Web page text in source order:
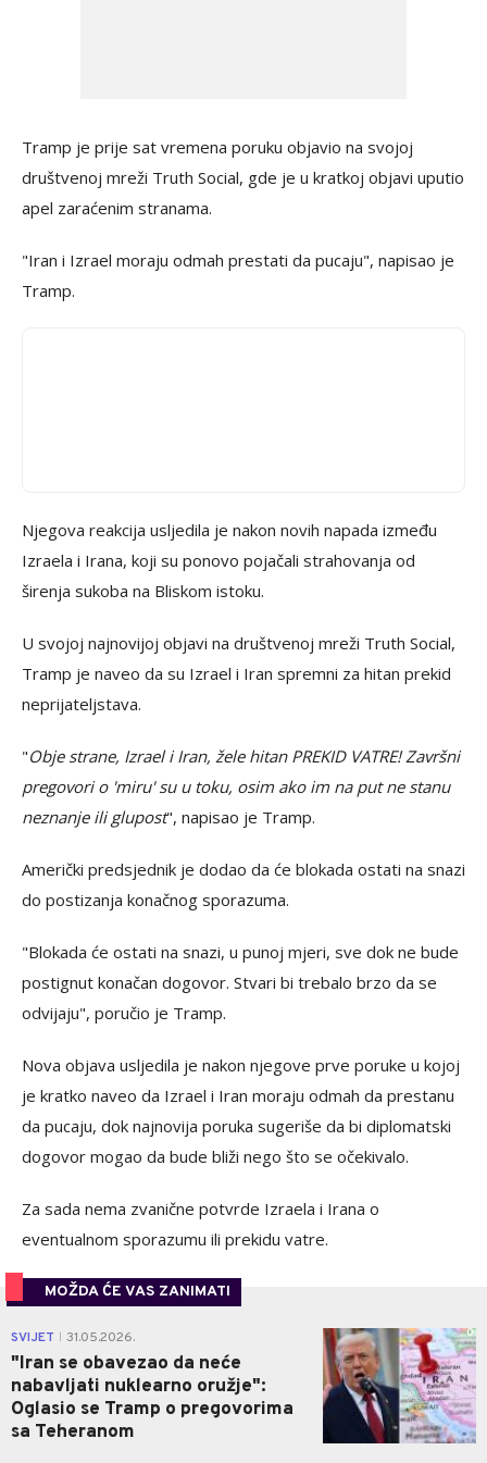
Tramp je prije sat vremena poruku objavio na svojoj
društvenoj mreži Truth Social, gde je u kratkoj objavi uputio
apel zaraćenim stranama.
"Iran i Izrael moraju odmah prestati da pucaju", napisao je
Tramp.
Njegova reakcija usljedila je nakon novih napada između
Izraela i Irana, koji su ponovo pojačali strahovanja od
širenja sukoba na Bliskom istoku.
U svojoj najnovijoj objavi na društvenoj mreži Truth Social,
Tramp je naveo da su Izrael i Iran spremni za hitan prekid
neprijateljstava.
"Obje strane, Izrael i Iran, žele hitan PREKID VATRE! Završni
pregovori o 'miru' su u toku, osim ako im na put ne stanu
neznanje ili glupost", napisao je Tramp.
Američki predsjednik je dodao da će blokada ostati na snazi
do postizanja konačnog sporazuma.
"Blokada će ostati na snazi, u punoj mjeri, sve dok ne bude
postignut konačan dogovor. Stvari bi trebalo brzo da se
odvijaju", poručio je Tramp.
Nova objava usljedila je nakon njegove prve poruke u kojoj
je kratko naveo da Izrael i Iran moraju odmah da prestanu
da pucaju, dok najnovija poruka sugeriše da bi diplomatski
dogovor mogao da bude bliži nego što se očekivalo.
Za sada nema zvanične potvrde Izraela i Irana o
eventualnom sporazumu ili prekidu vatre.
MOŽDA ĆE VAS ZANIMATI
SVIJET 31.05.2026.
"Iran se obavezao da neće
nabavljati nuklearno oružje":
Oglasio se Tramp o pregovorima
sa Teheranom
0